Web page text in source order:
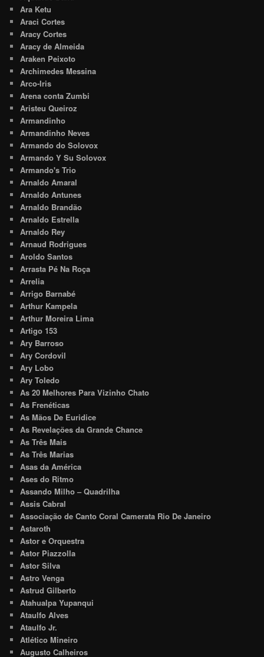
Ara Ketu
Araci Cortes
Aracy Cortes
Aracy de Almeida
Araken Peixoto
Archimedes Messina
Arco-Iris
Arena conta Zumbi
Aristeu Queiroz
Armandinho
Armandinho Neves
Armando do Solovox
Armando Y Su Solovox
Armando's Trio
Arnaldo Amaral
Arnaldo Antunes
Arnaldo Brandão
Arnaldo Estrella
Arnaldo Rey
Arnaud Rodrigues
Aroldo Santos
Arrasta Pé Na Roça
Arrelia
Arrigo Barnabé
Arthur Kampela
Arthur Moreira Lima
Artigo 153
Ary Barroso
Ary Cordovil
Ary Lobo
Ary Toledo
As 20 Melhores Para Vizinho Chato
As Frenéticas
As Mãos De Euridice
As Revelações da Grande Chance
As Três Mais
As Três Marias
Asas da América
Ases do Ritmo
Assando Milho – Quadrilha
Assis Cabral
Associação de Canto Coral Camerata Rio De Janeiro
Astaroth
Astor e Orquestra
Astor Piazzolla
Astor Silva
Astro Venga
Astrud Gilberto
Atahualpa Yupanqui
Ataulfo Alves
Ataulfo Jr.
Atlético Mineiro
Augusto Calheiros